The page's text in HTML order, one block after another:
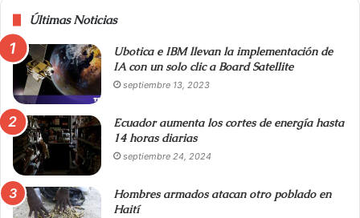
Últimas Noticias
Ubotica e IBM llevan la implementación de
IA con un solo clic a Board Satellite
septiembre 13, 2023
Ecuador aumenta los cortes de energía hasta
14 horas diarias
septiembre 24, 2024
Hombres armados atacan otro poblado en
Haití